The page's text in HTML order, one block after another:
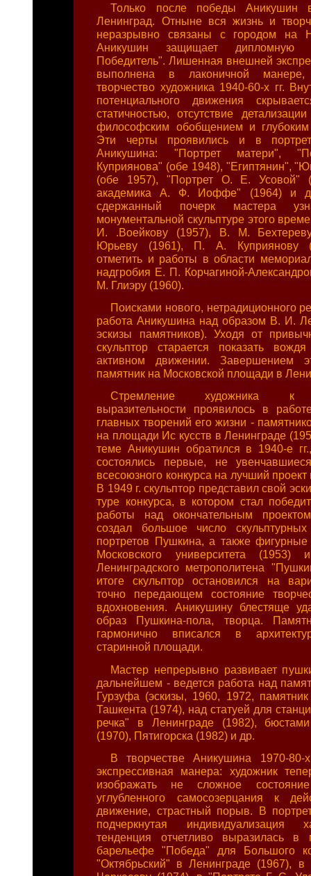
Только после победы Аникушин
Ленинград. Отныне вся жизнь и
неразрывно связаны с городом на
Аникушин защищает дипломную
Победитель". Лишенная внешней
выполнена в лаконичной манере,
творчество художника 1940-60-х гг.
потенциального движения
статичностью, отсутствие
философским обобщением и глубоким
Эти черты проявились и в
Аникушина: "Портрет матери",
Куприянова" (обе 1948), "Египтянин",
(обе 1957), "Портрет О. Е. Усовой"
академика А. Ф. Иоффе" (1964) и
сдержанный почерк мастера
монументальной скульптуре этого
И. .Воейкову (1957), В. М.
Юрьеву (1961), П. А. Куприянову
отметить и работы в области
надгробия Е. П. Корчагиной-
М. Глиэру (1960).
Поисками нового, нетрадиционного
работа Аникушина над образом В. И.
эскизы памятников). Уходя от
скульптор старается показать
активном движении. Завершением
памятник на Московской площади в
Стремление художника к
выразительности проявилось в
главных творений его жизни -
на площади Ис кусств в Ленинграде
теме Аникушин обратился в 1940-е
состоялись первые, не
всесоюзного конкурса на лучший проект
В 1949 г. скульптор представил свой
туре конкурса, в котором стал
работы над окончательным
создал большое число
портретов Пушкина, а также
Московского университета
Ленинградского метрополитена
итоге скульптор остановился на
точно передающем состояние
вдохновения. Аникушину блестяще
образ Пушкина-пола, творца.
гармонично вписался в
старинной площади.
Мастер непрерывно развивает
дальнейшем - ведется работа над
Гурзуфа (эскизы, 1960, 1972,
Ташкента (1974), над статуей для
речка" в Ленинграде (1982),
(1970), Пятигорска (1982) и др.
В творчестве Аникушина 1970-80-
экспрессивная манера: художник
изображать не сложное
углубленного самосозерцания к
движение, страстный порыв. В
подчеркнутая индивидуализация
тенденция отчетливо выразилась в
барельефе "Победа" для Большого
"Октябрьский" в Ленинграде (1967),